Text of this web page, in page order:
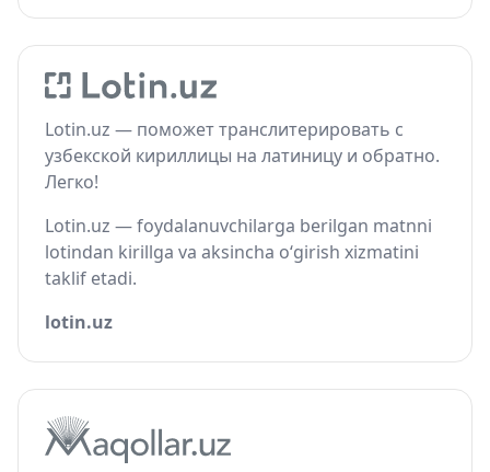
Lotin.uz — поможет транслитерировать с
узбекской кириллицы на латиницу и обратно.
Легко!
Lotin.uz — foydalanuvchilarga berilgan matnni
lotindan kirillga va aksincha o‘girish xizmatini
taklif etadi.
lotin.uz